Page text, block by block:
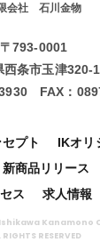
会社 石川金物
〒793-0001
西条市玉津320-1
FAX：
プト
IKオリ
新商品リリース
ス
求人情報
Kanamono
RIGHTS RESERVED